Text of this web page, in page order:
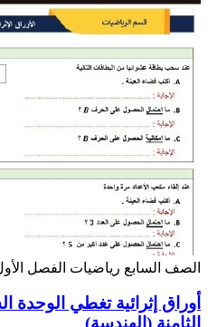
الصف السابع رياضيات الفصل
أوراق إثرائية تغطي الوحدة
الثامنة (الهندسة)